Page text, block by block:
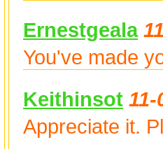
Ernestgeala
You've made
Keithinsot 11-
Appreciate it.